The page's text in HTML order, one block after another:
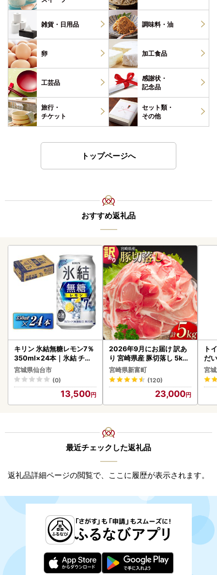
雑貨・ 日用品 調味料・ 油
卵 加工食品
工芸品
感謝状・
記念品
旅行・
チケット
セット類・
その他
トップページへ
おすすめ返礼品
キリン 氷結無糖レモン7％
350ml×24本｜氷結 チュ
ーハイ 仙台市
宮城県仙台市
(0)
13,500
2026年9月にお届け 訳あ
り 宮崎県産 豚切落し 5kg
C325-2506-2609
宮崎県新富町
(120)
23,000
ト
だ
6ロ
宮
最近チェックした返礼品
返礼品詳細ページの閲覧で、ここに履歴が表示されます。